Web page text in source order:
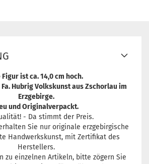
Figur ist ca. 14,0 cm hoch.
Hubrig Volkskunst aus Zschorlau im
Erzgebirge.
und Originalverpackt.
- Da stimmt der Preis.
Sie nur originale erzgebirgische
Handwerkskunst, mit Zertifikat des
Herstellers.
zu einzelnen Artikeln, bitte zögern Sie